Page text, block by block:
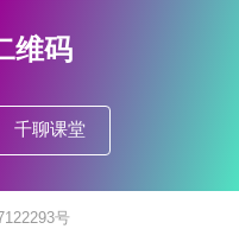
维码
千聊课堂
号